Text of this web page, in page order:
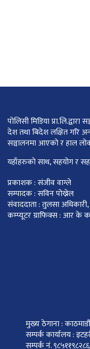
पोलिसी मिडिया
देश तथा बिदेश लक्षित गरि
सञ्चालनमा आएको र हाल
यहाँहरुको साथ, सहयोग र
प्रकाशक : संजीव वाग्ले
सम्पादक : सविन पोख्रेल
संवाददाता : तुलसा अधिकारी,
कम्प्यूटर ग्राफिक्स : आर के
मुख्य ठेगाना :
सम्पर्क कार्यालय :
सम्पर्क नं.